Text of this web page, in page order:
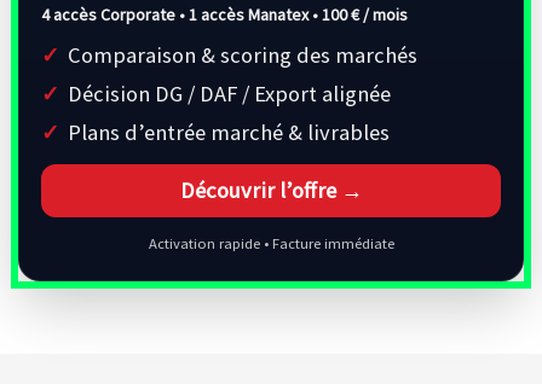
4 accès Corporate • 1 accès Manatex •100 € / mois
Comparaison & scoring des marchés
Décision DG / DAF / Export alignée
Plans d’entrée marché & livrables
Découvrir l’offre →
Activation rapide • Facture immédiate